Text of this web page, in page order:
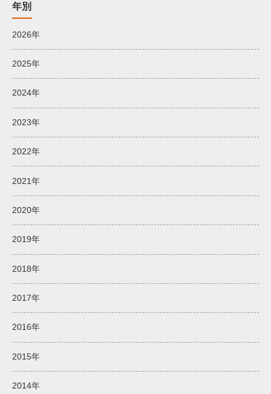
年別
2026年
2025年
2024年
2023年
2022年
2021年
2020年
2019年
2018年
2017年
2016年
2015年
2014年